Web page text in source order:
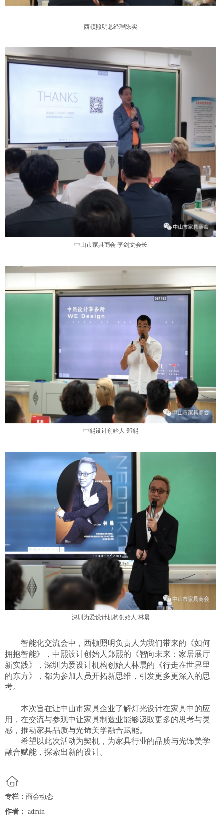
西顿照明总经理陈实
中山市家具商会 李剑文会长
中熙设计创始人 郑熙
深圳为爱设计机构创始人 林晨
智能化交流会中，西顿照明负责人为我们带来的《如何
拥抱智能》，中熙设计创始人郑熙的《智向未来：家居展厅
新实践》，深圳为爱设计机构创始人林晨的《行走在世界里
的东方》，都为参加人员开拓新思维，引发更多更深入的思
考。
本次旨在让中山市家具企业了解灯光设计在家具中的应
用，在交流与参观中让家具制造业能够汲取更多的思考与灵
感，推动家具品质与光饰美学融合赋能。
希望以此次活动为契机，为家具行业的品质与光饰美学
融合赋能，探索出新的设计。
专栏： 商会动态
作者： admin